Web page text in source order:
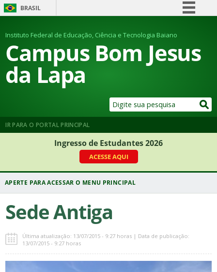
BRASIL
Comunica BR
Participe
Instituto Federal de Educação, Ciência e Tecnologia Baiano
Campus Bom Jesus
da Lapa
IR PARA O PORTAL PRINCIPAL
Ingresso de Estudantes 2026
ACESSE AQUI
Sede Antiga
Última atualização: 13/07/2015 - 9:27 horas | Data de publicação:
13/07/2015 - 9:27 horas